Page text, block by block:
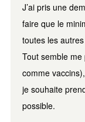
J’ai pris une
faire que le
toutes les
Tout semble
comme
je souhaite
possible.